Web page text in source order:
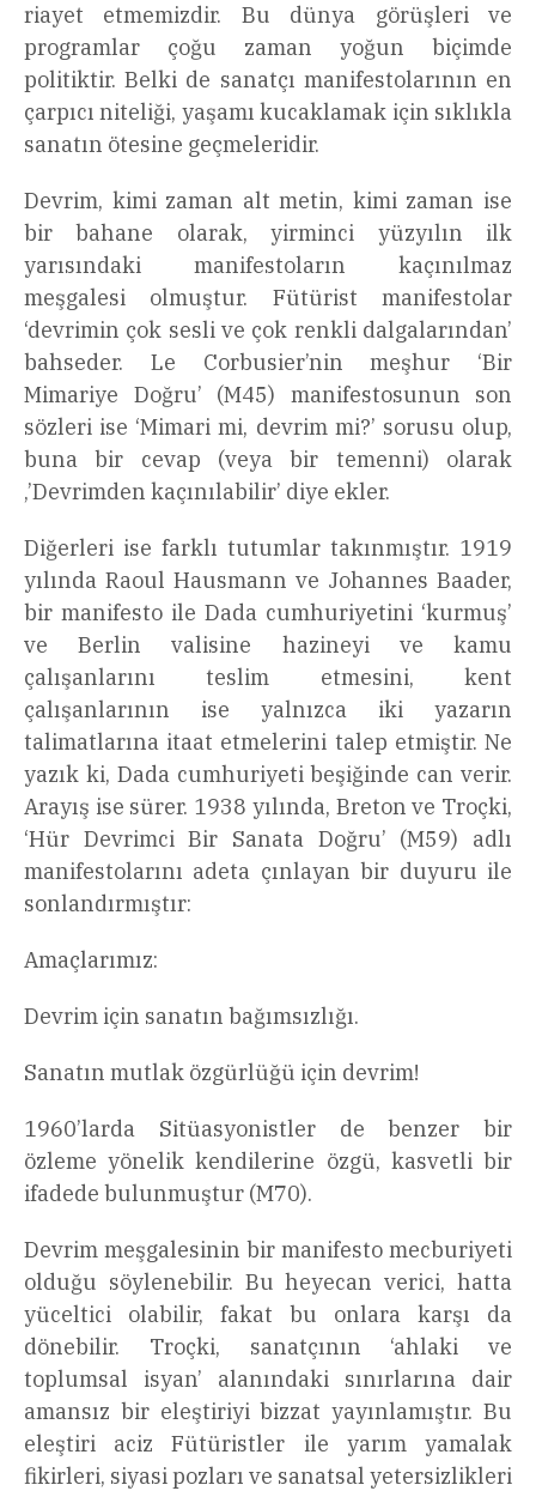
riayet etmemizdir. Bu dünya görüşleri ve
programlar çoğu zaman yoğun biçimde
politiktir. Belki de sanatçı manifestolarının en
çarpıcı niteliği, yaşamı kucaklamak için sıklıkla
sanatın ötesine geçmeleridir.
Devrim, kimi zaman alt metin, kimi zaman ise
bir bahane olarak, yirminci yüzyılın ilk
yarısındaki manifestoların kaçınılmaz
meşgalesi olmuştur. Fütürist manifestolar
‘devrimin çok sesli ve çok renkli dalgalarından’
bahseder. Le Corbusier’nin meşhur ‘Bir
Mimariye Doğru’ (M45) manifestosunun son
sözleri ise ‘Mimari mi, devrim mi?’ sorusu olup,
buna bir cevap (veya bir temenni) olarak
,’Devrimden kaçınılabilir’ diye ekler.
Diğerleri ise farklı tutumlar takınmıştır. 1919
yılında Raoul Hausmann ve Johannes Baader,
bir manifesto ile Dada cumhuriyetini ‘kurmuş’
ve Berlin valisine hazineyi ve kamu
çalışanlarını teslim etmesini, kent
çalışanlarının ise yalnızca iki yazarın
talimatlarına itaat etmelerini talep etmiştir. Ne
yazık ki, Dada cumhuriyeti beşiğinde can verir.
Arayış ise sürer. 1938 yılında, Breton ve Troçki,
‘Hür Devrimci Bir Sanata Doğru’ (M59) adlı
manifestolarını adeta çınlayan bir duyuru ile
sonlandırmıştır:
Amaçlarımız:
Devrim için sanatın bağımsızlığı.
Sanatın mutlak özgürlüğü için devrim!
1960’larda Sitüasyonistler
de benzer bir
özleme yönelik kendilerine özgü, kasvetli bir
ifadede bulunmuştur (M70).
Devrim meşgalesinin bir manifesto mecburiyeti
olduğu söylenebilir. Bu heyecan verici, hatta
yüceltici olabilir, fakat bu onlara karşı da
dönebilir. Troçki, sanatçının ‘ahlaki ve
toplumsal isyan’ alanındaki sınırlarına dair
amansız bir eleştiriyi bizzat yayınlamıştır. Bu
eleştiri aciz Fütüristler ile yarım yamalak
fikirleri, siyasi pozları ve sanatsal yetersizlikleri